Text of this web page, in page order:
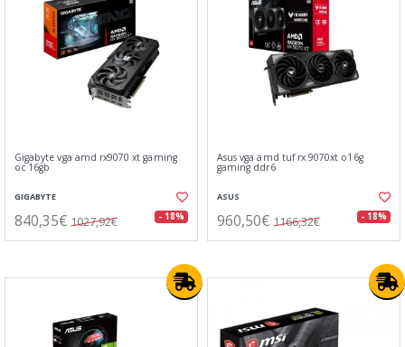
Gigabyte vga amd rx9070 xt gaming
oc 16gb
GIGABYTE
840,35€ 1027,92€ - 18%
Asus vga amd tuf rx 9070xt o16g
gaming ddr6
ASUS
960,50€ 1166,32€ - 18%